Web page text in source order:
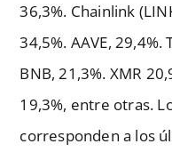
36,3%. Chainlink
34,5%. AAVE, 29,4%.
BNB, 21,3%. XMR
19,3%, entre otras.
corresponden a los